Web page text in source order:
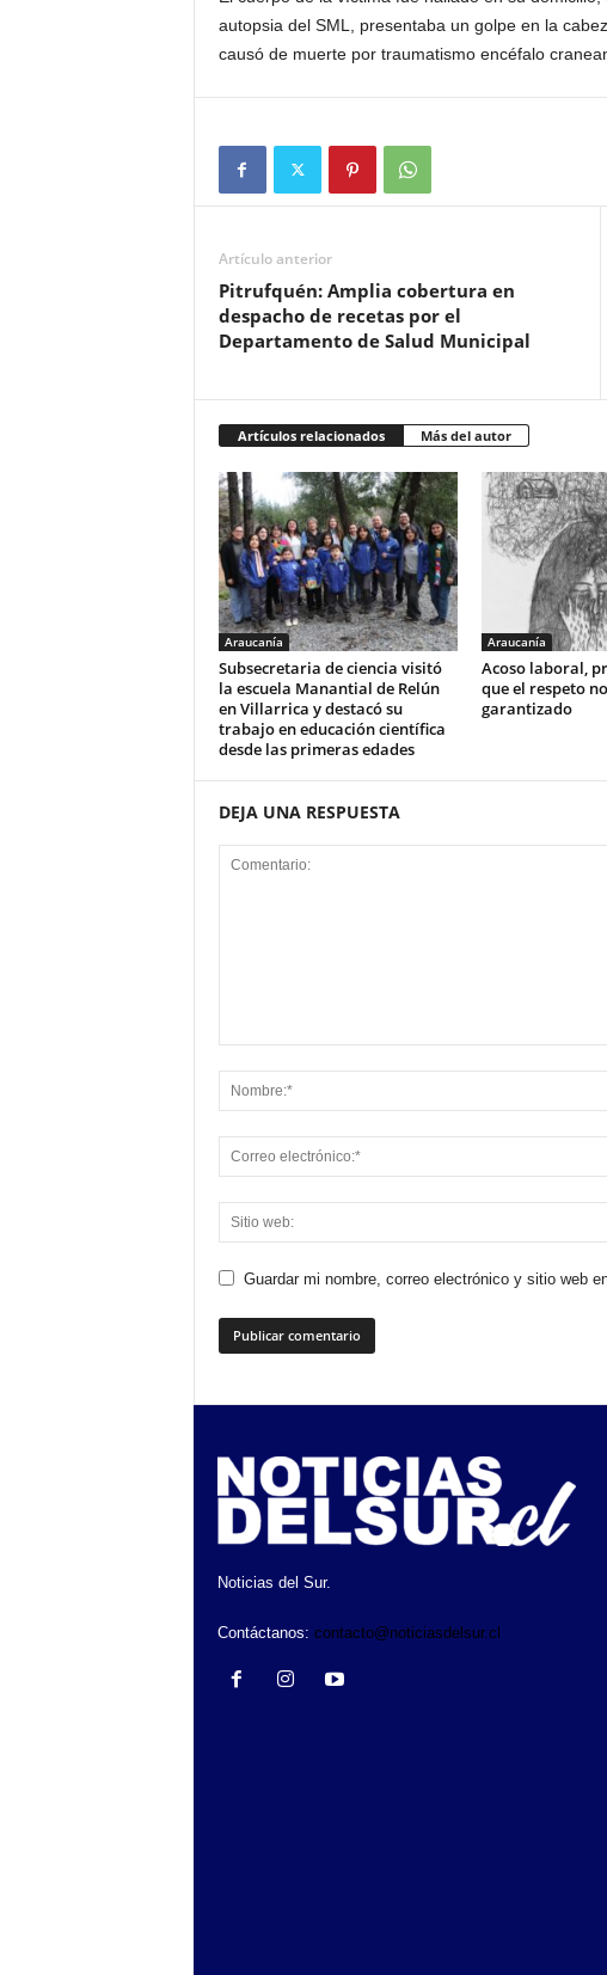
autopsia del SML, presentaba un golpe en la
causó de muerte por traumatismo encéfalo
Artículo anterior
Pitrufquén: Amplia cobertura en
despacho de recetas por el
Departamento de Salud Municipal
Artículos relacionados Más del autor
Araucanía
Subsecretaria de ciencia visitó
la escuela Manantial de Relún
en Villarrica y destacó su
trabajo en educación científica
desde las primeras edades
Araucanía
Acoso laboral,
que el respeto
garantizado
DEJA UNA RESPUESTA
Guardar mi nombre, correo electrónico y sitio web
Noticias del Sur.
Contáctanos: contacto@noticiasdelsur.cl